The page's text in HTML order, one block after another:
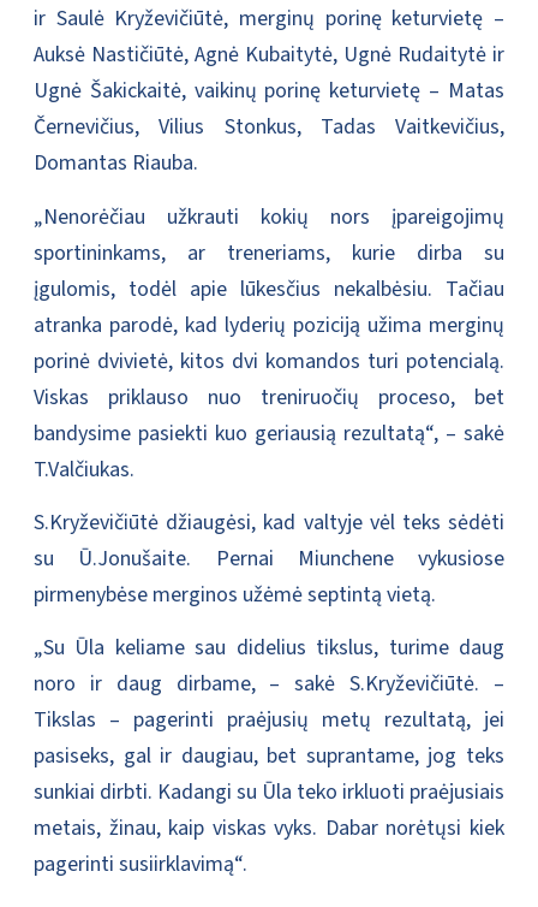
ir Saulė Kryževičiūtė, merginų porinę keturvietę –
Auksė Nastičiūtė, Agnė Kubaitytė, Ugnė Rudaitytė ir
Ugnė Šakickaitė, vaikinų porinę keturvietę – Matas
Černevičius, Vilius Stonkus, Tadas Vaitkevičius,
Domantas Riauba.
„Nenorėčiau užkrauti kokių nors įpareigojimų
sportininkams, ar treneriams, kurie dirba su
įgulomis, todėl apie lūkesčius nekalbėsiu. Tačiau
atranka parodė, kad lyderių poziciją užima merginų
porinė dvivietė, kitos dvi komandos turi potencialą.
Viskas priklauso nuo treniruočių proceso, bet
bandysime pasiekti kuo geriausią rezultatą“, – sakė
T.Valčiukas.
S.Kryževičiūtė džiaugėsi, kad valtyje vėl teks sėdėti
su Ū.Jonušaite. Pernai Miunchene vykusiose
pirmenybėse merginos užėmė septintą vietą.
„Su Ūla keliame sau didelius tikslus, turime daug
noro ir daug dirbame, – sakė S.Kryževičiūtė. –
Tikslas – pagerinti praėjusių metų rezultatą, jei
pasiseks, gal ir daugiau, bet suprantame, jog teks
sunkiai dirbti. Kadangi su Ūla teko irkluoti praėjusiais
metais, žinau, kaip viskas vyks. Dabar norėtųsi kiek
pagerinti susiirklavimą“.